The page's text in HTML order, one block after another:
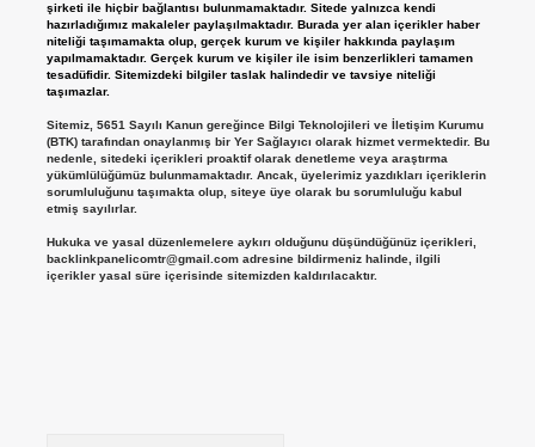
şirketi ile hiçbir bağlantısı bulunmamaktadır. Sitede yalnızca kendi
hazırladığımız makaleler paylaşılmaktadır. Burada yer alan içerikler haber
niteliği taşımamakta olup, gerçek kurum ve kişiler hakkında paylaşım
yapılmamaktadır. Gerçek kurum ve kişiler ile isim benzerlikleri tamamen
tesadüfidir. Sitemizdeki bilgiler taslak halindedir ve tavsiye niteliği
taşımazlar.
Sitemiz, 5651 Sayılı Kanun gereğince Bilgi Teknolojileri ve İletişim Kurumu
(BTK) tarafından onaylanmış bir Yer Sağlayıcı olarak hizmet vermektedir. Bu
nedenle, sitedeki içerikleri proaktif olarak denetleme veya araştırma
yükümlülüğümüz bulunmamaktadır. Ancak, üyelerimiz yazdıkları içeriklerin
sorumluluğunu taşımakta olup, siteye üye olarak bu sorumluluğu kabul
etmiş sayılırlar.
Hukuka ve yasal düzenlemelere aykırı olduğunu düşündüğünüz içerikleri,
backlinkpanelicomtr@gmail.comadresine bildirmeniz halinde, ilgili
içerikler yasal süre içerisinde sitemizden kaldırılacaktır.